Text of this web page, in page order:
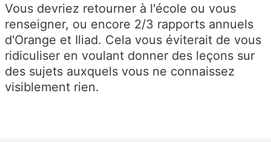
Vous devriez retourner à l'école ou vous
renseigner, ou encore 2/3 rapports annuels
d'Orange et Iliad. Cela vous éviterait de vous
ridiculiser en voulant donner des leçons sur
des sujets auxquels vous ne connaissez
visiblement rien.